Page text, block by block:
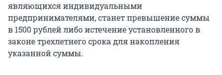
являющихся индивидуальными
предпринимателями, станет превышение суммы
в 1500 рублей либо истечение установленного в
законе трехлетнего срока для накопления
указанной суммы.